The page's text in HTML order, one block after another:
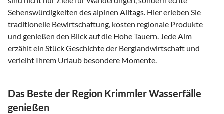
Sehenswürdigkeiten des alpinen Alltags. Hier erleben Sie
traditionelle Bewirtschaftung, kosten regionale Produkte
und genießen den Blick auf die Hohe Tauern. Jede Alm
erzählt ein Stück Geschichte der Berglandwirtschaft und
verleiht Ihrem Urlaub besondere Momente.
Das Beste der Region Krimmler Wasserfälle
genießen